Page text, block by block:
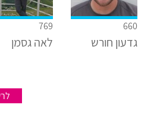
660
גדעון חורש
769
לאה גסמן